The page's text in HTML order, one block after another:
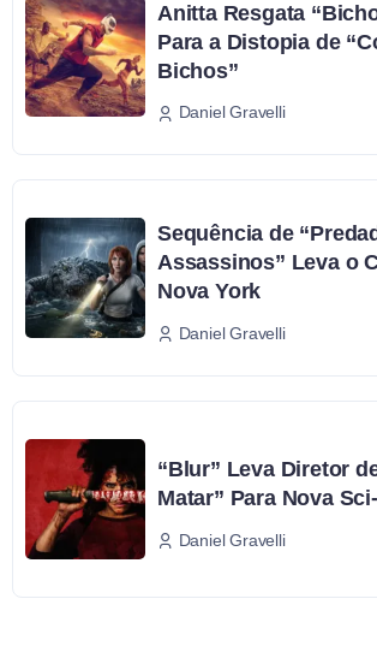
Anitta Resgata
Para a Distopia de
Bichos”
Daniel Gravelli
Sequência de
Assassinos” Leva o
Nova York
Daniel Gravelli
“Blur” Leva Diretor
Matar” Para Nova
Daniel Gravelli